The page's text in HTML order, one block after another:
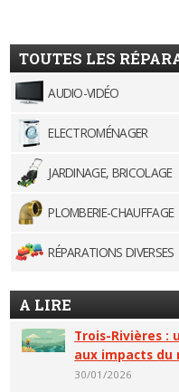
TOUTES LES
AUDIO-VIDÉO
ELECTROMÉNAGER
JARDINAGE, BRICOLAGE
PLOMBERIE-CHAUFFAGE
RÉPARATIONS DIVERSES
A LIRE
Trois-Rivières :
aux impacts du
30/01/2026